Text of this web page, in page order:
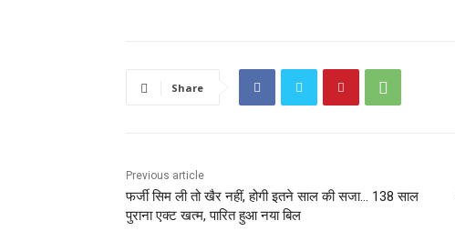
Share
Previous article
फर्जी सिम ली तो खैर नहीं, होगी इतने साल की सजा… 138 साल
पुराना एक्ट खत्म, पारित हुआ नया बिल